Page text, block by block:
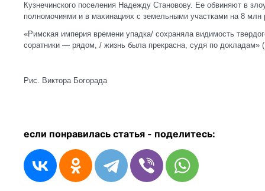
Кузнечинского поселения Надежду Становову. Ее обвиняют в
полномочиями и в махинациях с земельными участками на 8 млн
«Римская империя времени упадка/ сохраняла видимость
соратники — рядом, / жизнь была прекрасна, судя по докладам»
Рис. Виктора Богорада
если понравилась статья - поделитесь: